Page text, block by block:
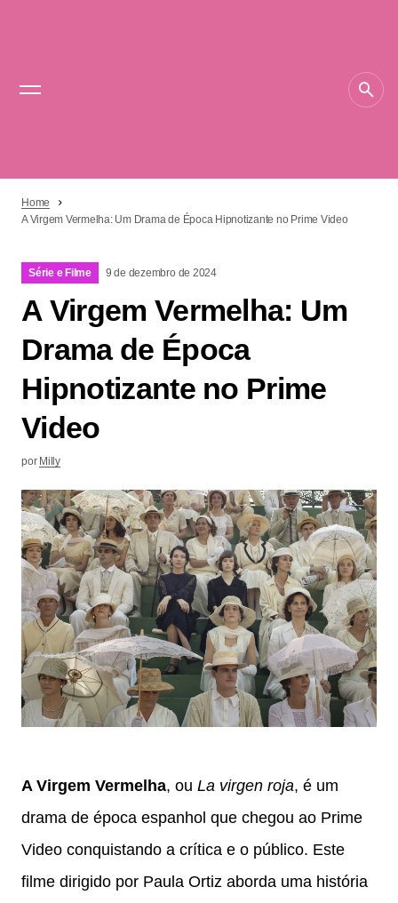
Home
A Virgem Vermelha: Um Drama de Época Hipnotizante no Prime Video
Série e Filme 9 de dezembro de 2024
A Virgem Vermelha: Um
Drama de Época
Hipnotizante no Prime
Video
por Milly
A Virgem Vermelha, ou La virgen roja, é um
drama de época espanhol que chegou ao Prime
Video conquistando a crítica e o público. Este
filme dirigido por Paula Ortiz aborda uma história